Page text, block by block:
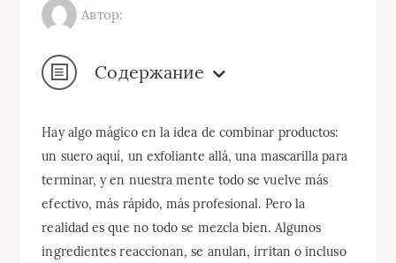
Автор:
Содержание
Hay algo mágico en la idea de combinar productos:
un suero aquí, un exfoliante allá, una mascarilla para
terminar, y en nuestra mente todo se vuelve más
efectivo, más rápido, más profesional. Pero la
realidad es que no todo se mezcla bien. Algunos
ingredientes reaccionan, se anulan, irritan o incluso